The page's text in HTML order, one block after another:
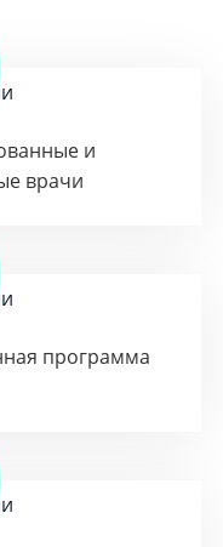
и
врачи
программа